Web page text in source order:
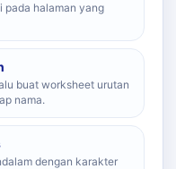
pada halaman yang
buat worksheet urutan
nama.
dengan karakter